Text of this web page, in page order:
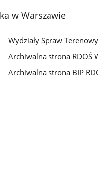
w Warszawie
Wydziały Spraw
Archiwalna strona RDOŚ
Archiwalna strona BIP